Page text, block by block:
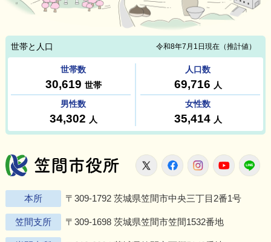
笠間市役所
X FacebookInstagram
本所 〒309-1792 茨城県笠間市中央三丁目2番1号
笠間支所 〒309-1698 茨城県笠間市笠間1532番地